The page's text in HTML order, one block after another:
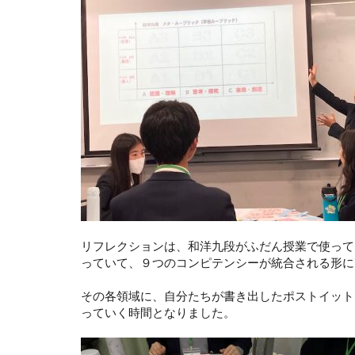
リフレクションは、和洋九段がふだん授業で使っ
っていて、９つのコンピテンシーが統合される形
その各領域に、自分たちが書き出したポストイッ
っていく時間となりました。